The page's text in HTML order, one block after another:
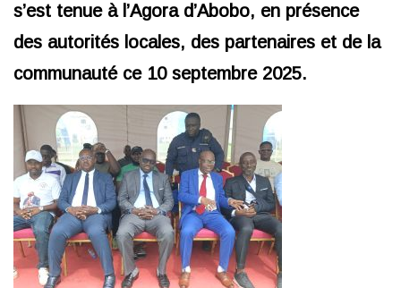
s’est tenue à l’Agora d’Abobo, en présence
des autorités locales, des partenaires et de la
communauté ce 10 septembre 2025.